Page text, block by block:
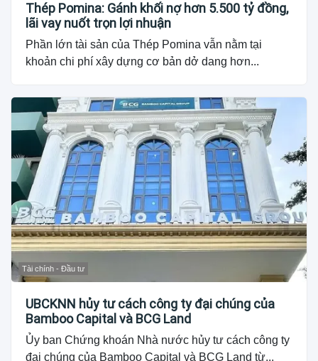
Thép Pomina: Gánh khối nợ hơn 5.500 tỷ đồng,
lãi vay nuốt trọn lợi nhuận
Phần lớn tài sản của Thép Pomina vẫn nằm tại
khoản chi phí xây dựng cơ bản dở dang hơn...
Tài chính - Đầu tư
UBCKNN hủy tư cách công ty đại chúng của
Bamboo Capital và BCG Land
Ủy ban Chứng khoán Nhà nước hủy tư cách công ty
đại chúng của Bamboo Capital và BCG Land từ...